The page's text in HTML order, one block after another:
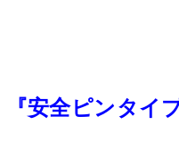
『安全ピンタ